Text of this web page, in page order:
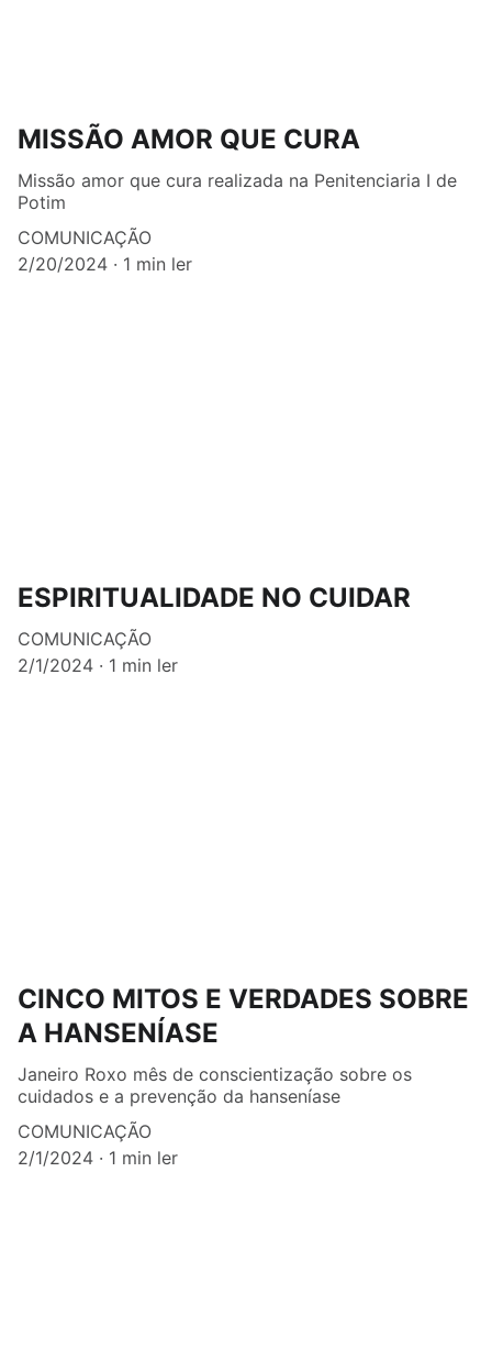
MISSÃO AMOR QUE CURA
Missão amor que cura realizada na Penitenciaria I de
Potim
COMUNICAÇÃO
2/20/2024
1 min ler
ESPIRITUALIDADE NO CUIDAR
COMUNICAÇÃO
2/1/2024
1 min ler
CINCO MITOS E VERDADES SOBRE
A HANSENÍASE
Janeiro Roxo mês de conscientização sobre os
cuidados e a prevenção da hanseníase
COMUNICAÇÃO
2/1/2024
1 min ler